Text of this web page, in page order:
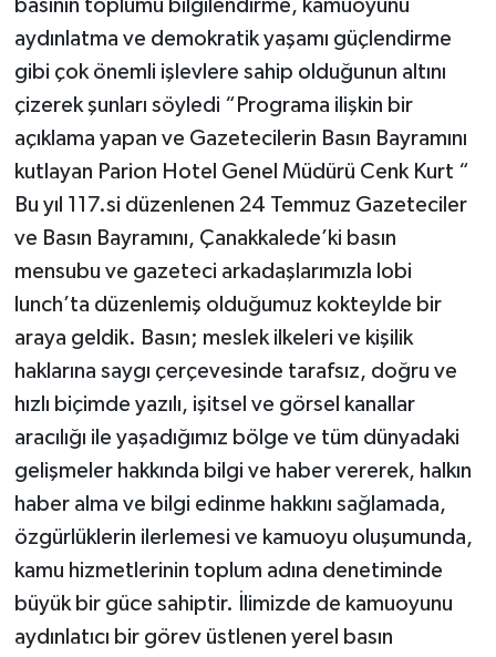
basının toplumu bilgilendirme, kamuoyunu
aydınlatma ve demokratik yaşamı güçlendirme
gibi çok önemli işlevlere sahip olduğunun altını
çizerek şunları söyledi “Programa ilişkin bir
açıklama yapan ve Gazetecilerin Basın Bayramını
kutlayan Parion Hotel Genel Müdürü Cenk Kurt “
Bu yıl 117.si düzenlenen 24 Temmuz Gazeteciler
ve Basın Bayramını, Çanakkalede’ki basın
mensubu ve gazeteci arkadaşlarımızla lobi
lunch’ta düzenlemiş olduğumuz kokteylde bir
araya geldik. Basın; meslek ilkeleri ve kişilik
haklarına saygı çerçevesinde tarafsız, doğru ve
hızlı biçimde yazılı, işitsel ve görsel kanallar
aracılığı ile yaşadığımız bölge ve tüm dünyadaki
gelişmeler hakkında bilgi ve haber vererek, halkın
haber alma ve bilgi edinme hakkını sağlamada,
özgürlüklerin ilerlemesi ve kamuoyu oluşumunda,
kamu hizmetlerinin toplum adına denetiminde
büyük bir güce sahiptir. İlimizde de kamuoyunu
aydınlatıcı bir görev üstlenen yerel basın